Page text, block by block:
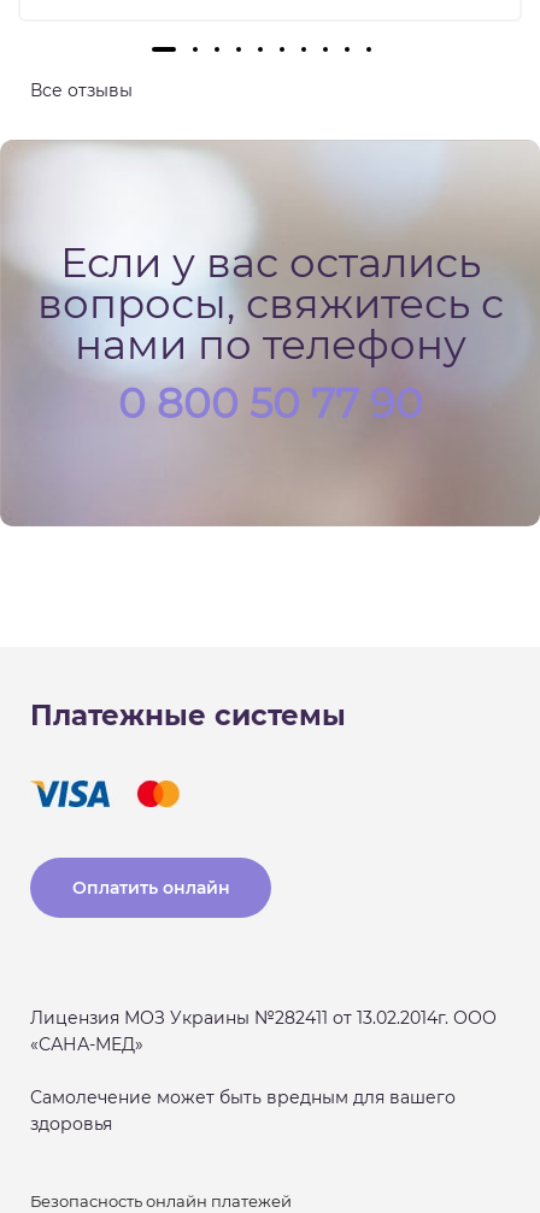
клініку хочеться і не страшно повертатися. Ще
хочу відмітити , що в клініці дуже чисто та
пацієнта.
Все отзывы
Если у вас остались
вопросы, свяжитесь с
нами по телефону
0 800 50 77 90
Платежные системы
Оплатить онлайн
Лицензия МОЗ Украины №282411 от 13.02.2014г. ООО
«САНА-МЕД»
Самолечение может быть вредным для вашего
здоровья
Безопасность онлайн платежей